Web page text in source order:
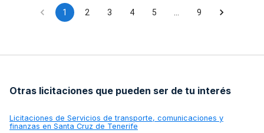
representación territorial.
1 2 3 4 5 9
Otras licitaciones que pueden ser de tu interés
Licitaciones de Servicios de transporte, comunicaciones y
finanzas en Santa Cruz de Tenerife